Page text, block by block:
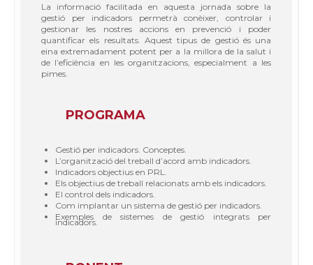
La informació facilitada en aquesta jornada sobre la
gestió per indicadors permetrà conèixer, controlar i
gestionar les nostres accions en prevenció i poder
quantificar els resultats. Aquest tipus de gestió és una
eina extremadament potent per a la millora de la salut i
de l’eficiència en les organitzacions, especialment a les
pimes.
PROGRAMA
Gestió per indicadors. Conceptes.
L’organització del treball d’acord amb indicadors.
Indicadors objectius en PRL.
Els objectius de treball relacionats amb els indicadors.
El control dels indicadors.
Com implantar un sistema de gestió per indicadors.
Exemples de sistemes de gestió integrats per
indicadors.